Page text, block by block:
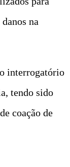
na
interrogatório
tendo sido
coação de